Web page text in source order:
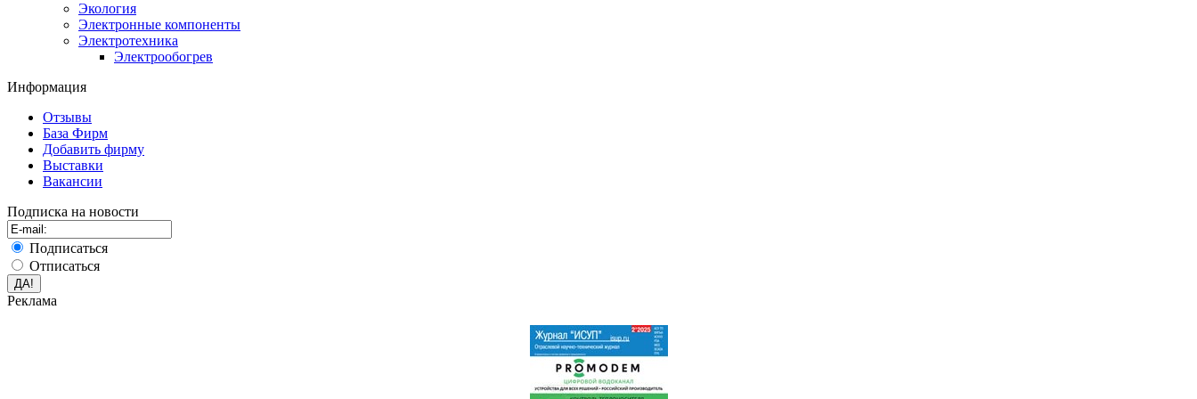
Экология
Электронные компоненты
Электротехника
Электрообогрев
Информация
Отзывы
База Фирм
Добавить фирму
Выставки
Вакансии
Подписка на новости
Подписаться
Отписаться
Реклама